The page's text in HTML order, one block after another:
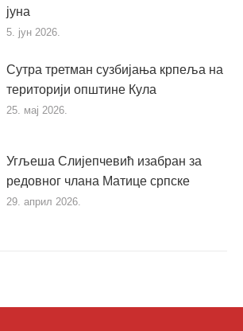
јуна
5. јун 2026.
Сутра третман сузбијања крпеља на
територији општине Кула
25. мај 2026.
Угљеша Слијепчевић изабран за
редовног члана Матице српске
29. април 2026.